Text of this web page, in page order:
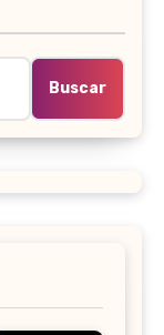
Buscar